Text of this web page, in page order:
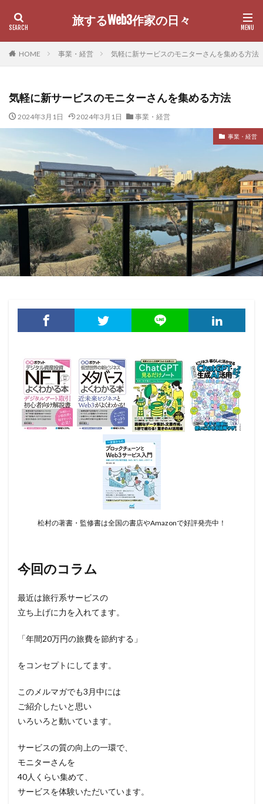
旅するWeb3作家の日々
HOME 事業・経営 気軽に新サービスのモニターさんを集める方法
気軽に新サービスのモニターさんを集める方法
2024年3月1日 2024年3月1日 事業・経営
事業・経営
松村の著書・監修書は全国の書店やAmazonで好評発売中！
今回のコラム
最近は旅行系サービスの
立ち上げに力を入れてます。
「年間20万円の旅費を節約する」
をコンセプトにしてます。
このメルマガでも3月中には
ご紹介したいと思い
いろいろと動いています。
サービスの質の向上の一環で、
モニターさんを
40人くらい集めて、
サービスを体験いただいています。
検索